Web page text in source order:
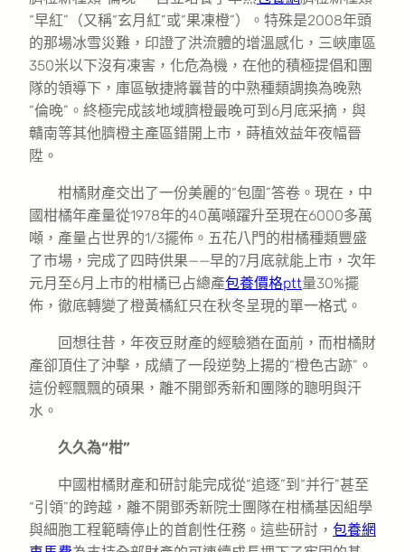
“早紅”（又稱“玄月紅”或“果凍橙”）。特殊是2008年頭
的那場冰雪災難，印證了洪流體的增溫感化，三峽庫區
350米以下沒有凍害，化危為機，在他的積極提倡和團
隊的領導下，庫區敏捷將曩昔的中熟種類調換為晚熟
“倫晚”。終極完成該地域臍橙最晚可到6月底采摘，與
贛南等其他臍橙主產區錯開上市，蒔植效益年夜幅晉
陞。
柑橘財產交出了一份美麗的“包圍”答卷。現在，中
國柑橘年產量從1978年的40萬噸躍升至現在6000多萬
噸，產量占世界的1/3擺佈。五花八門的柑橘種類豐盛
了市場，完成了四時供果——早的7月底就能上市，次年
元月至6月上市的柑橘已占總產包養價格ptt量30%擺
佈，徹底轉變了橙黃橘紅只在秋冬呈現的單一格式。
回想往昔，年夜豆財產的經驗猶在面前，而柑橘財
產卻頂住了沖擊，成績了一段逆勢上揚的“橙色古跡”。
這份輕飄飄的碩果，離不開鄧秀新和團隊的聰明與汗
水。
久久為“柑”
中國柑橘財產和研討能完成從“追逐”到“并行”甚至
“引領”的跨越，離不開鄧秀新院士團隊在柑橘基因組學
與細胞工程範疇停止的首創性任務。這些研討， 包養網